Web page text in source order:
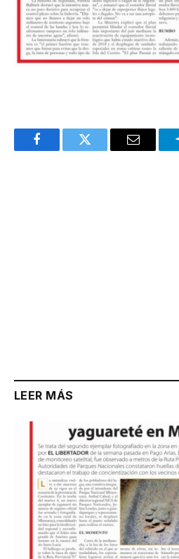
FacebookTwitter Email
LEER MÁS